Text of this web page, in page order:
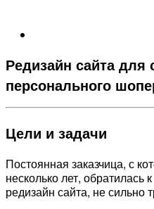
Редизайн сайта для
персонального
Цели и задачи
Постоянная заказчица, с
несколько лет, обратилась
редизайн сайта, не сильно